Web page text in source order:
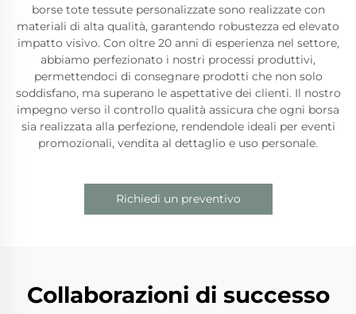
borse tote tessute personalizzate sono realizzate con
materiali di alta qualità, garantendo robustezza ed elevato
impatto visivo. Con oltre 20 anni di esperienza nel settore,
abbiamo perfezionato i nostri processi produttivi,
permettendoci di consegnare prodotti che non solo
soddisfano, ma superano le aspettative dei clienti. Il nostro
impegno verso il controllo qualità assicura che ogni borsa
sia realizzata alla perfezione, rendendole ideali per eventi
promozionali, vendita al dettaglio e uso personale.
Richiedi un preventivo
Collaborazioni di successo